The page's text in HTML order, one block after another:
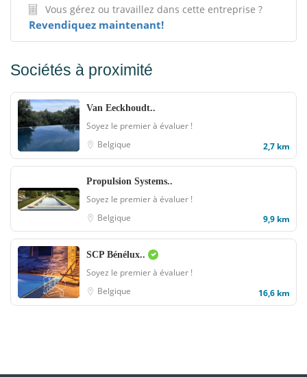
Vous gérez ou travaillez dans cette entreprise ?
Revendiquez maintenant!
Sociétés à proximité
Van Eeckhoudt..
Soyez le premier à évaluer !
Belgique
2,7 km
Propulsion Systems..
Soyez le premier à évaluer !
Belgique
9,9 km
SCP Bénélux..
Soyez le premier à évaluer !
Belgique
16,6 km